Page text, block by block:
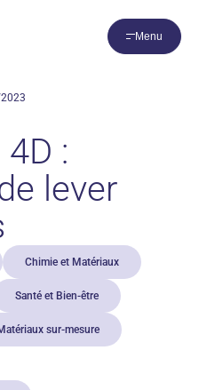
Menu
:
lever
Chimie et Matériaux
Santé et Bien-être
sur-mesure